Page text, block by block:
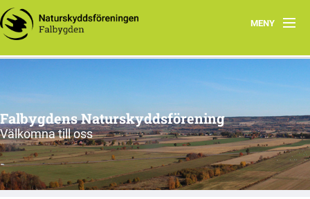
MENY
Program 2026
Styrelsen
Om oss
Fixa grejer – Falbygden
Falbygdens Naturskyddsförening
Välkomna till oss